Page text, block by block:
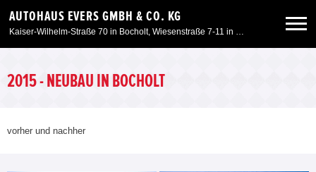
AUTOHAUS EVERS GMBH & CO. KG
Kaiser-Wilhelm-Straße 70 in Bocholt, Wiesenstraße 7-11 in Kleve, Am Spaltmannsfeld 11-13 in Wesel
2015 - NEUBAU IN BOCHOLT
vorher und nachher